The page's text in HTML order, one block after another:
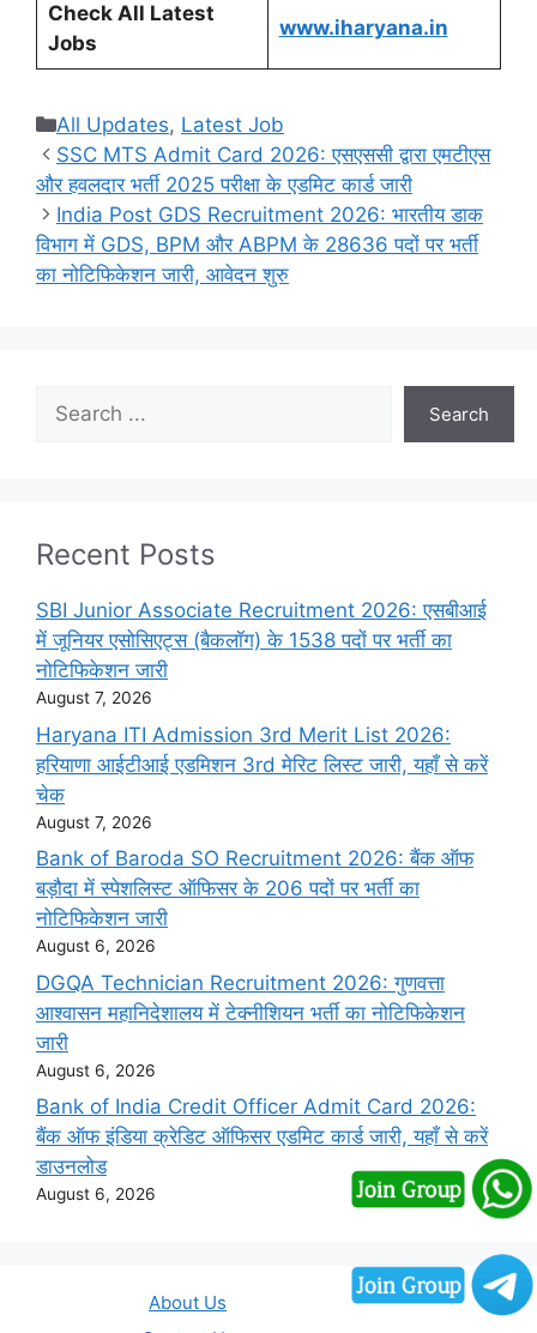
Check All Latest
Jobs
www.iharyana.in
Categories
All Updates, Latest Job
SSC MTS Admit Card 2026: एसएससी द्वारा एमटीएस
और हवलदार भर्ती 2025 परीक्षा के एडमिट कार्ड जारी
India Post GDS Recruitment 2026: भारतीय डाक
विभाग में GDS, BPM और ABPM के 28636 पदों पर भर्ती
का नोटिफिकेशन जारी, आवेदन शुरु
Search
Search
Recent Posts
SBI Junior Associate Recruitment 2026: एसबीआई
में जूनियर एसोसिएट्स (बैकलॉग) के 1538 पदों पर भर्ती का
नोटिफिकेशन जारी
August 7, 2026
Haryana ITI Admission 3rd Merit List 2026:
हरियाणा आईटीआई एडमिशन 3rd मेरिट लिस्ट जारी, यहाँ से करें
चेक
August 7, 2026
Bank of Baroda SO Recruitment 2026: बैंक ऑफ
बड़ौदा में स्पेशलिस्ट ऑफिसर के 206 पदों पर भर्ती का
नोटिफिकेशन जारी
August 6, 2026
DGQA Technician Recruitment 2026: गुणवत्ता
आश्वासन महानिदेशालय में टेक्नीशियन भर्ती का नोटिफिकेशन
जारी
August 6, 2026
Bank of India Credit Officer Admit Card 2026:
बैंक ऑफ इंडिया क्रेडिट ऑफिसर एडमिट कार्ड जारी, यहाँ से करें
डाउनलोड
August 6, 2026
About Us